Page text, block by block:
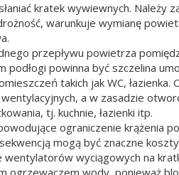
kratek wywiewnych.
warunkuje wymianę
przepływu powietrza
podłogi powinna być szczelina
takich jak WC, łazienka.
a w zasadzie
tj. kuchnie, łazienki itp.
ograniczenie krążenia
mogą być znaczne
wyciągowych na